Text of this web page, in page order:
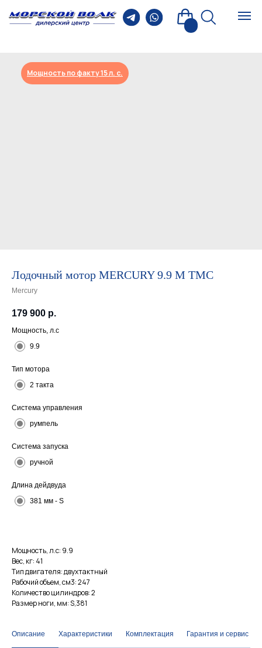
Лодочный мотор MERCURY 9.9 M TMC
Mercury
179 900 р.
Мощность, л.с
9.9
Тип мотора
2 такта
Система управления
румпель
Система запуска
ручной
Длина дейдвуда
381 мм - S
Мощность по факту 15 л. с.
Мощность, л.с: 9.9
Вес, кг: 41
Тип двигателя: двухтактный
Рабочий объем, см3: 247
Количество цилиндров: 2
Размер ноги, мм: S,381
Описание Характеристики Комплектация Гарантия и сервис